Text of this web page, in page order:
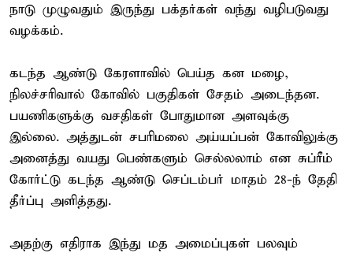
நாடு முழுவதும் இருந்து பக்தர்கள் வந்து வழிபடுவது
வழக்கம்.
கடந்த ஆண்டு கேரளாவில் பெய்த கன மழை,
நிலச்சரிவால் கோவில் பகுதிகள் சேதம் அடைந்தன.
பயணிகளுக்கு வசதிகள் போதுமான அளவுக்கு
இல்லை. அத்துடன் சபரிமலை அய்யப்பன் கோவிலுக்கு
அனைத்து வயது பெண்களும் செல்லலாம் என சுப்ரீம்
கோர்ட்டு கடந்த ஆண்டு செப்டம்பர் மாதம் 28-ந் தேதி
தீர்ப்பு அளித்தது.
அதற்கு எதிராக இந்து மத அமைப்புகள் பலவும்